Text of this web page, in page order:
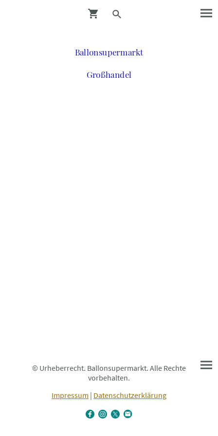
Ballonsupermarkt
Großhandel
© Urheberrecht. Ballonsupermarkt. Alle Rechte
vorbehalten.
Impressum | Datenschutzerklärung